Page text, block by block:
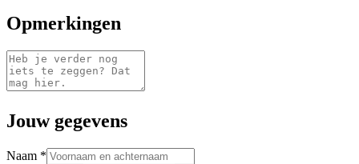
Opmerkingen
Jouw gegevens
Naam *